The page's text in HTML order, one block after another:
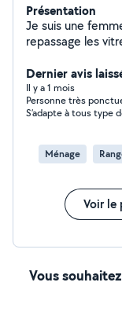
Présentation
Je suis une
repassage les
cheques CESU
Dernier avis
Il y a 1 mois
Personne très ponctuelle. Très propre et ménage
S’adapte à tous type de prestations.
Ménage
Voir le
Vous